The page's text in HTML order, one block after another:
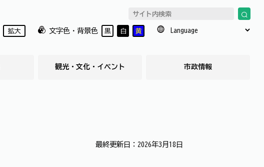
拡大 文字色・背景色 黒 白 黄
観光・文化・イベント 市政情報
最終更新日：2026年3月18日